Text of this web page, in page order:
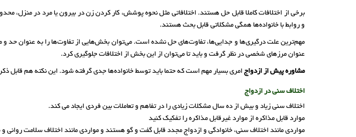
برخی از اختلافات کاملا قابل حل هستند. اختلافاتی مثل نحوه پوشش، کار کردن زن در بیرون یا مرد در منزل،
و روابط با خانواده‌ها همگی مشکلاتی قابل بحث هستند.
مهم‌ترین علت درگیری‌ها و جدایی‌ها، تفاوت‌های حل نشده است. می‌توان بخش‌هایی از تفاوت‌ها را به عنوان حد و
عنوان مرز‌های شخصی در نظر گرفت و باید تا می‌توان از این بخش از اختلافات جلوگیری کرد.
مشاوره پیش از ازدواج امری بسیار مهم است که حتما باید توسط خانواده‌ها جدی گرفته شود. این نکته هم قابل
اختلاف سنی در ازدواج
اختلاف سنی زیاد و بیش از ده سال مشکلات زیادی را در تفاهم و تعاملات بین فردی ایجاد می کند.
موارد قابل مذاکره از موارد غیرقابل مذاکره را تفکیک کنید
مواردی مانند اختلاف سنی، خانوادگی و ازدواج مجدد قابل گفت و گو هستند و مواردی مانند اختلاف سلامت